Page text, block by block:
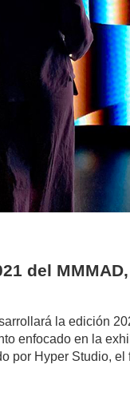
del
la edición
enfocado en la
por Hyper Studio,